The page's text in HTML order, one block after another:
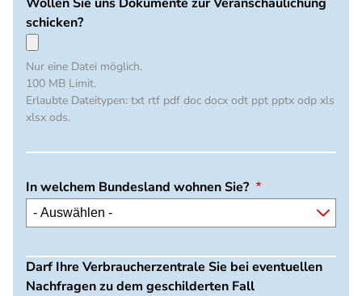
schicken?
Nur eine Datei möglich.
100 MB Limit.
Erlaubte Dateitypen: txt rtf pdf doc docx odt ppt pptx odp xls
xlsx ods.
In welchem Bundesland wohnen Sie?
Darf Ihre Verbraucherzentrale Sie bei eventuellen
Nachfragen zu dem geschilderten Fall